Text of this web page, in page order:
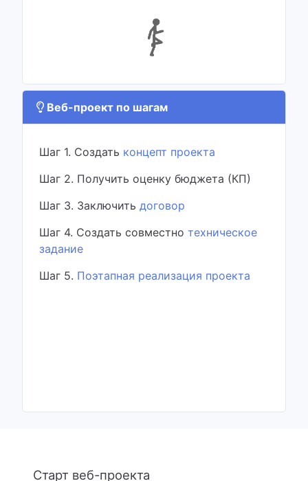
Веб-проект по шагам
Шаг 1. Создать концепт проекта
Шаг 2. Получить оценку бюджета (КП)
Шаг 3. Заключить договор
Шаг 4. Создать совместно техническое
задание
Шаг 5. Поэтапная реализация проекта
Старт веб-проекта